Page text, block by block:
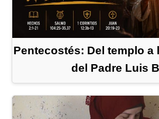
Pentecostés: Del templo a
del Padre Luis